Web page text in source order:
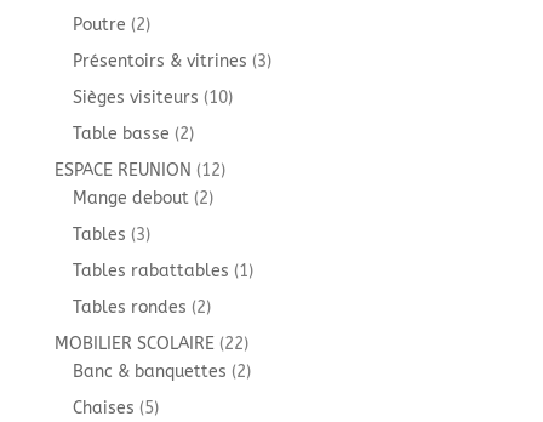
Poutre 22
produits
Présentoirs & vitrines 33
Sièges visiteurs 1010
Table basse 22
produits
ESPACE REUNION 1212
Mange debout 22
Tables 33
produits
Tables rabattables 11
Tables rondes 22
produits
MOBILIER SCOLAIRE 2222
produits
Banc & banquettes 22
Chaises 55